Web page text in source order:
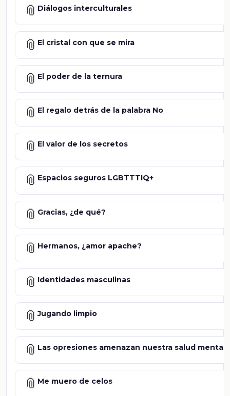
📎 Diálogos interculturales
📎 El cristal con que se mira
📎 El poder de la ternura
📎 El regalo detrás de la palabra No
📎 El valor de los secretos
📎 Espacios seguros LGBTTTIQ+
📎 Gracias, ¿de qué?
📎 Hermanos, ¿amor apache?
📎 Identidades masculinas
📎 Jugando limpio
📎 Las opresiones amenazan nuestra salud mental
📎 Me muero de celos